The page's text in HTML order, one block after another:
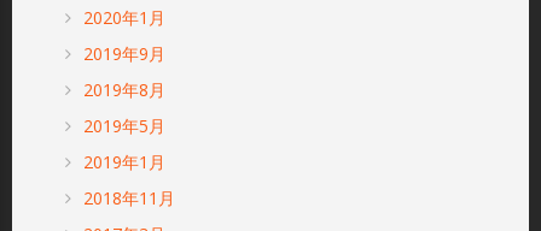
2020年1月
2019年9月
2019年8月
2019年5月
2019年1月
2018年11月